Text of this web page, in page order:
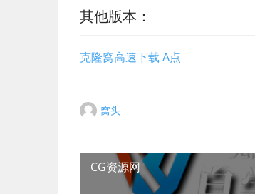
其他版本：
克隆窝高速下载 A点
窝头
CG资源网